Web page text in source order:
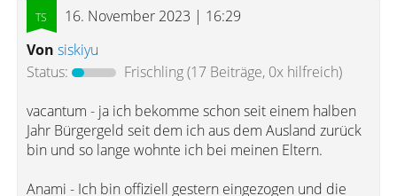
16. November 2023 | 16:29
Von siskiyu
Status:
Frischling(17 Beiträge, 0x hilfreich)
vacantum - ja ich bekomme schon seit einem halben
Jahr Bürgergeld seit dem ich aus dem Ausland zurück
bin und so lange wohnte ich bei meinen Eltern.
Anami - Ich bin offiziell gestern eingezogen und die